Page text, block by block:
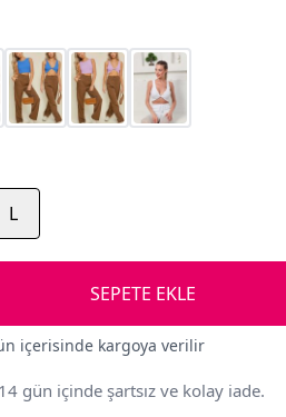
L
SEPETE EKLE
içerisinde kargoya verilir
14 gün içinde şartsız ve kolay iade.